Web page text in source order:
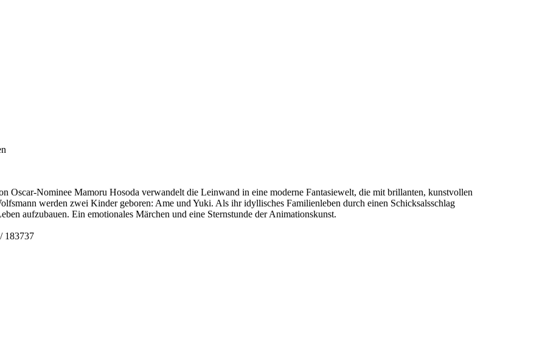
Oscar-Nominee Mamoru Hosoda verwandelt die Leinwand in eine moderne Fantasiewelt, die mit brillanten, kunstvollen
werden zwei Kinder geboren: Ame und Yuki. Als ihr idyllisches Familienleben durch einen Schicksalsschlag
aufzubauen. Ein emotionales Märchen und eine Sternstunde der Animationskunst.
183737